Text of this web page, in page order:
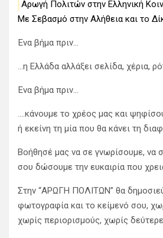
Αρωγή Πολιτών στην Ελληνική
Με Σεβασμό στην Αλήθεια και το
Ένα βήμα πριν…
…η Ελλάδα αλλάξει σελίδα, χέρια,
Ένα βήμα πριν…
….κάνουμε το χρέος μας και
ή εκείνη τη μία που θα κάνει τη
Βοήθησέ μας να σε γνωρίσουμε, να
σου δώσουμε την ευκαιρία που
Στην “ΑΡΩΓΗ ΠΟΛΙΤΩΝ” θα
φωτογραφία και το κείμενό σου,
χωρίς περιορισμούς, χωρίς